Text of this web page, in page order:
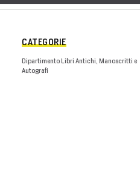
CATEGORIE
Dipartimento Libri Antichi, Manoscritti e
Autografi